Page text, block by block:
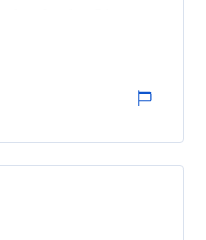
an. Wir hatten
mit Blick auf den
und
gerne